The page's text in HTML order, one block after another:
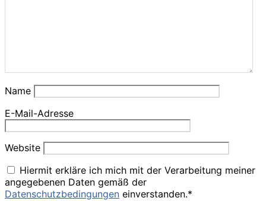
Name
E-Mail-Adresse
Website
Hiermit erkläre ich mich mit der Verarbeitung meiner
angegebenen Daten gemäß der
Datenschutzbedingungen einverstanden.*